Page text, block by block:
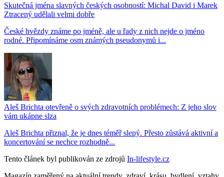
Skutečná jména slavných českých osobností: Michal David i Marek
Ztracený udělali velmi dobře
České hvězdy známe po jméně, ale u řady z nich nejde o jméno
rodné. Připomínáme osm známých pseudonymů i...
Aleš Brichta otevřeně o svých zdravotních problémech: Z jeho slov
vám ukápne slza
Aleš Brichta přiznal, že je dnes téměř slepý. Přesto zůstává aktivní a
koncertování se nechce rozhodně...
Tento článek byl publikován ze zdrojů In-lifestyle.cz